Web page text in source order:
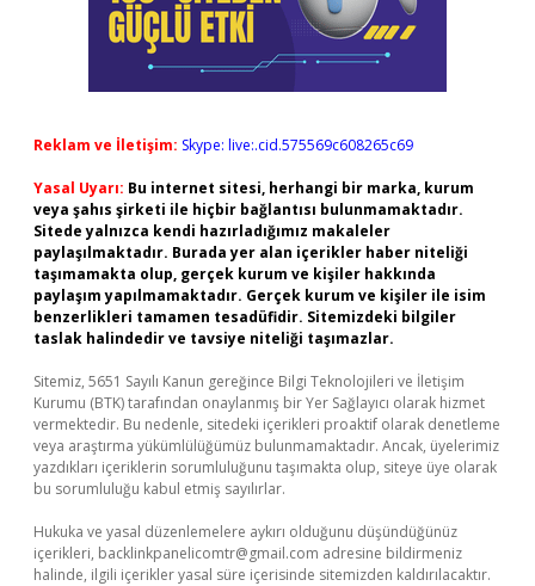
Reklam ve İletişim: Skype: live:.cid.575569c608265c69
Yasal Uyarı: Bu internet sitesi, herhangi bir marka, kurum
veya şahıs şirketi ile hiçbir bağlantısı bulunmamaktadır.
Sitede yalnızca kendi hazırladığımız makaleler
paylaşılmaktadır. Burada yer alan içerikler haber niteliği
taşımamakta olup, gerçek kurum ve kişiler hakkında
paylaşım yapılmamaktadır. Gerçek kurum ve kişiler ile isim
benzerlikleri tamamen tesadüfidir. Sitemizdeki bilgiler
taslak halindedir ve tavsiye niteliği taşımazlar.
Sitemiz, 5651 Sayılı Kanun gereğince Bilgi Teknolojileri ve İletişim
Kurumu (BTK) tarafından onaylanmış bir Yer Sağlayıcı olarak hizmet
vermektedir. Bu nedenle, sitedeki içerikleri proaktif olarak denetleme
veya araştırma yükümlülüğümüz bulunmamaktadır. Ancak, üyelerimiz
yazdıkları içeriklerin sorumluluğunu taşımakta olup, siteye üye olarak
bu sorumluluğu kabul etmiş sayılırlar.
Hukuka ve yasal düzenlemelere aykırı olduğunu düşündüğünüz
içerikleri, backlinkpanelicomtr@gmail.com adresine bildirmeniz
halinde, ilgili içerikler yasal süre içerisinde sitemizden kaldırılacaktır.